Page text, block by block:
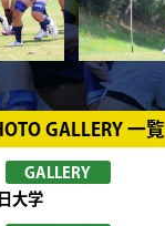
GALLERY 一覧
GALLERY
大学